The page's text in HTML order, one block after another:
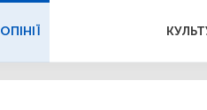
ОПІНІЇ